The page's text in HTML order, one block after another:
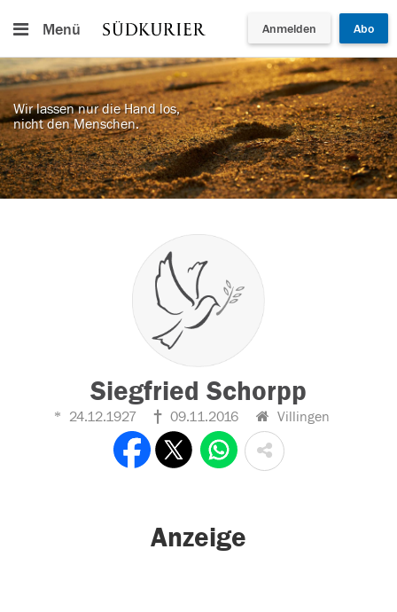
Menü Anmelden Abo
Wir lassen nur die Hand los,
nicht den Menschen.
Siegfried Schorpp
24.12.1927 09.11.2016 Villingen
Anzeige